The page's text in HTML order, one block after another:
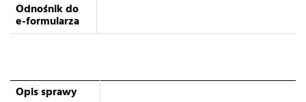
Odnośnik do
e-formularza
Opis sprawy